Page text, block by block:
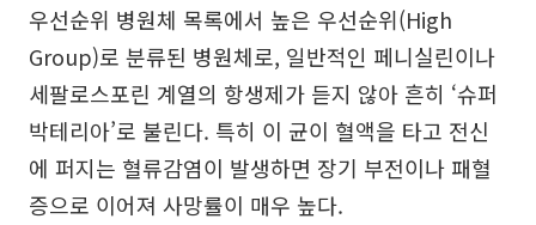
우선순위 병원체 목록에서 높은 우선순위(High
Group)로 분류된 병원체로, 일반적인 페니실린이나
세팔로스포린 계열의 항생제가 듣지 않아 흔히 ‘슈퍼
박테리아’로 불린다. 특히 이 균이 혈액을 타고 전신
에 퍼지는 혈류감염이 발생하면 장기 부전이나 패혈
증으로 이어져 사망률이 매우 높다.